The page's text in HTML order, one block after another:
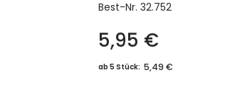
Best-Nr. 32.752
5,95 €
ab 5 Stück: 5,49 €